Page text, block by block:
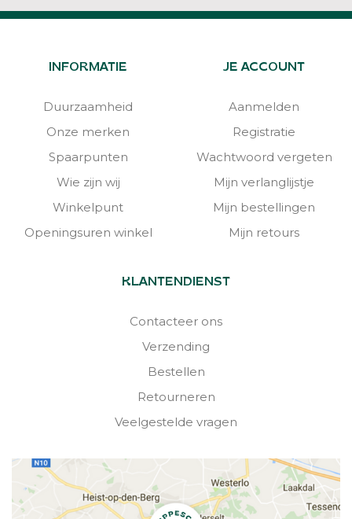
INFORMATIE
Duurzaamheid
Onze merken
Spaarpunten
Wie zijn wij
Winkelpunt
Openingsuren winkel
JE ACCOUNT
Aanmelden
Registratie
Wachtwoord vergeten
Mijn verlanglijstje
Mijn bestellingen
Mijn retours
KLANTENDIENST
Contacteer ons
Verzending
Bestellen
Retourneren
Veelgestelde vragen